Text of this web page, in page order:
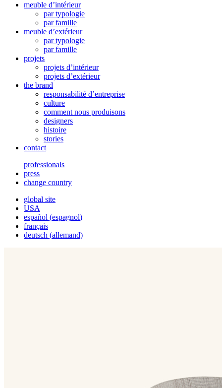
meuble d’intérieur
par typologie
par famille
meuble d’extérieur
par typologie
par famille
projets
projets d’intérieur
projets d’extérieur
the brand
responsabilité d’entreprise
culture
comment nous produisons
designers
histoire
stories
contact
professionals
press
change country
global site
USA
español (espagnol)
français
deutsch (allemand)